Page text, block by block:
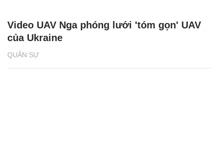
QUÂN SỰ
Video UAV Nga phóng lưới 'tóm gọn' UAV
của Ukraine